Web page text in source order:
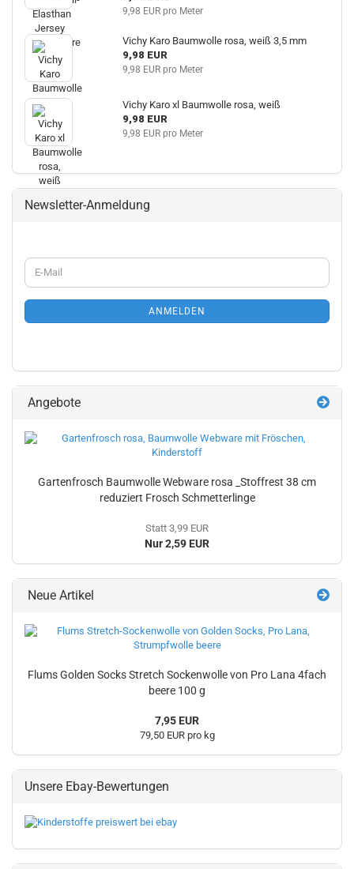
9,98 EUR pro Meter
Vichy Karo Baumwolle rosa, weiß 3,5 mm
9,98 EUR
9,98 EUR pro Meter
Vichy Karo xl Baumwolle rosa, weiß
9,98 EUR
9,98 EUR pro Meter
Newsletter-Anmeldung
WEITER
ZUR
NEWSLETTER-
ANMELDUNG
E-
Mail
ANMELDEN
Angebote
Gartenfrosch Baumwolle Webware rosa _Stoffrest 38 cm
reduziert Frosch Schmetterlinge
Statt 3,99 EUR
Nur 2,59 EUR
Neue Artikel
Flums Golden Socks Stretch Sockenwolle von Pro Lana 4fach
beere 100 g
7,95 EUR
79,50 EUR pro kg
Unsere Ebay-Bewertungen